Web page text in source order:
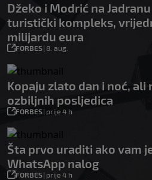
Džeko i Modrić na
turistički kompleks,
milijardu eura
FORBES| 8. aug.
Kopaju zlato dan i noć, ali
ozbiljnih posljedica
FORBES| prije 4 h
Šta prvo uraditi ako vam
WhatsApp nalog
FORBES| prije 4 h